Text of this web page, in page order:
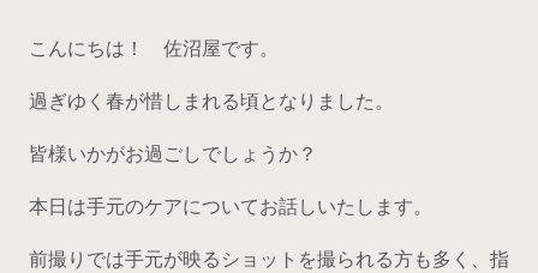
こんにちは！ 佐沼屋です。
過ぎゆく春が惜しまれる頃となりました。
皆様いかがお過ごしでしょうか？
本日は手元のケアについてお話しいたします。
前撮りでは手元が映るショットを撮られる方も多く、指